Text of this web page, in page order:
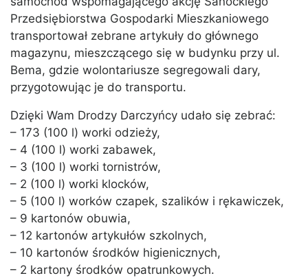
Przedsiębiorstwa Gospodarki Mieszkaniowego
transportował zebrane artykuły do głównego
magazynu, mieszczącego się w budynku przy ul.
Bema, gdzie wolontariusze segregowali dary,
przygotowując je do transportu.
Dzięki Wam Drodzy Darczyńcy udało się zebrać:
– 173 (100 l) worki odzieży,
– 4 (100 l) worki zabawek,
– 3 (100 l) worki tornistrów,
– 2 (100 l) worki klocków,
– 5 (100 l) worków czapek, szalików i rękawiczek,
– 9 kartonów obuwia,
– 12 kartonów artykułów szkolnych,
– 10 kartonów środków higienicznych,
– 2 kartony środków opatrunkowych.